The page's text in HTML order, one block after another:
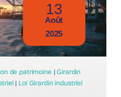
13
Août
2025
de patrimoine | Girardin
| Loi Girardin industriel